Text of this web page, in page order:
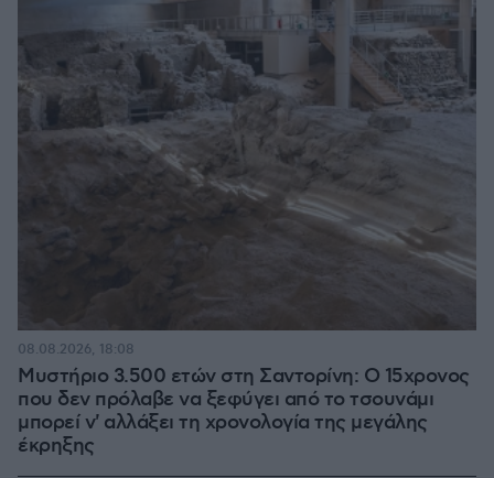
Μυστήριο 3.500 ετών στη Σαντορίνη: Ο 15χρονος
που δεν πρόλαβε να ξεφύγει από το τσουνάμι
μπορεί ν' αλλάξει τη χρονολογία της μεγάλης
έκρηξης
08.08.2026, 18:08